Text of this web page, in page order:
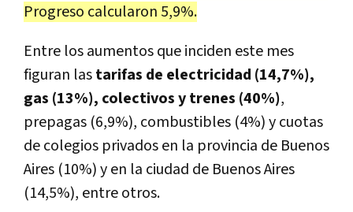
Progreso calcularon 5,9%.
Entre los aumentos que inciden este mes
figuran lastarifas de electricidad (14,7%),
gas (13%), colectivos y trenes (40%),
prepagas (6,9%), combustibles (4%) y cuotas
de colegios privados en la provincia de Buenos
Aires (10%) y en la ciudad de Buenos Aires
(14,5%), entre otros.